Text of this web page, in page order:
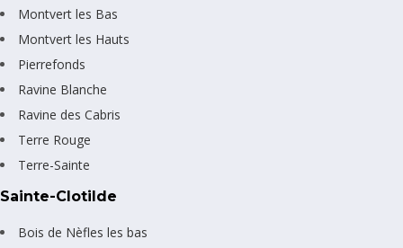
Montvert les Bas
Montvert les Hauts
Pierrefonds
Ravine Blanche
Ravine des Cabris
Terre Rouge
Terre-Sainte
Sainte-Clotilde
Bois de Nèfles les bas